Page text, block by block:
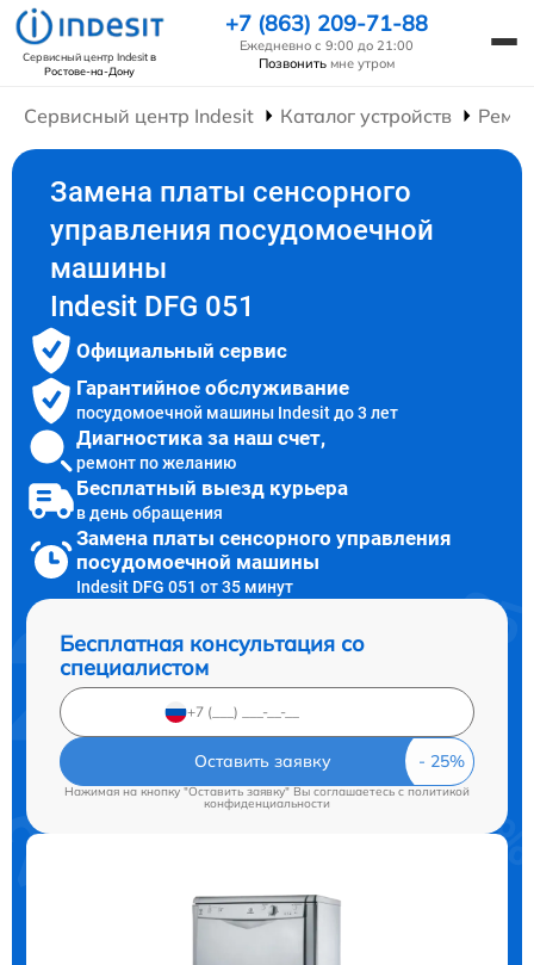
Сервисный центр Indesitв
Ростове-на-Дону
+7 (863) 209-71-88
Ежедневно с 9:00 до 21:00
Позвонить мне утром
Сервисный центр Indesit Каталог устройств
Замена платы сенсорного
управления посудомоечной
машины
Indesit DFG 051
Официальный сервис
Гарантийное обслуживание
посудомоечной машины Indesit до 3 лет
Диагностика за наш счет,
ремонт по желанию
Бесплатный выезд курьера
в день обращения
Замена платы сенсорного управления
посудомоечной машины
Indesit DFG 051 от 35 минут
Бесплатная консультация со
специалистом
Оставить заявку
Нажимая на кнопку "Оставить заявку" Вы соглашаетесь cполитикой
конфиденциальности